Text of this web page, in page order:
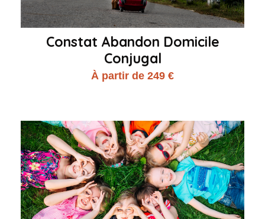
Constat Abandon Domicile
Conjugal
À partir de 249 €